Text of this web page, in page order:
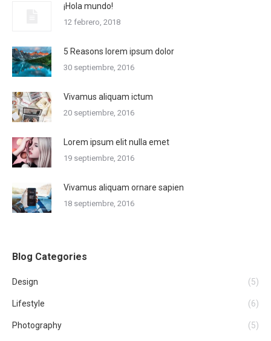
¡Hola mundo!
12 febrero, 2018
5 Reasons lorem ipsum dolor
30 septiembre, 2016
Vivamus aliquam ictum
20 septiembre, 2016
Lorem ipsum elit nulla emet
19 septiembre, 2016
Vivamus aliquam ornare sapien
18 septiembre, 2016
Blog Categories
Design (5)
Lifestyle (6)
Photography (5)